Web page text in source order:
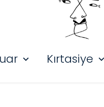
Kırtasiye